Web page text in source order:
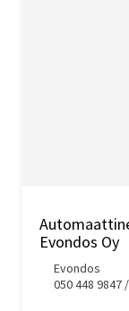
Evondos Oy
Evondos
050 448 9847